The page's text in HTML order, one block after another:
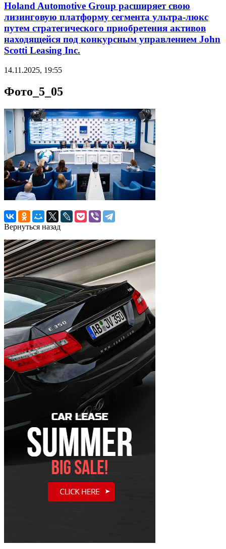
Holand Automotive Group расширяет свою
лизинговую платформу сегмента ультра-люкс
путем стратегического приобретения активов
находящейся под конкурсным управлением John
Scotti Leasing Inc.
14.11.2025, 19:55
Фото_5_05
Вернуться назад